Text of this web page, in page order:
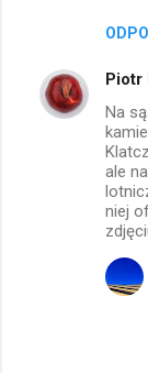
r
z
Piotr
Na
ale
niej